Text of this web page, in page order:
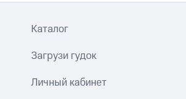
Каталог
Загрузи гудок
Личный кабинет